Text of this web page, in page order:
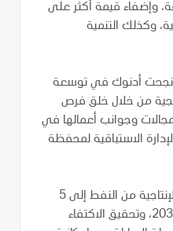
وإضفاء قيمة أكثر على
وكذلك التنمية
نجحت أدنوك في توسعة
من خلال خلق فرص
وجوانب أعمالها في
الاستباقية لمحفظة
وتخطط أدنوك لزيادة السعة الإنتاجية من النفط إلى 5
ملايين برميل يومياً خلال عام 2030، وتحقيق الاكتفاء